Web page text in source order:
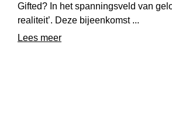
Gifted? In het spanningsveld van
realiteit’. Deze bijeenkomst ...
Lees meer